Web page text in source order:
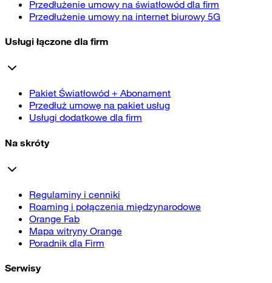
Przedłużenie umowy na światłowód dla firm
Przedłużenie umowy na internet biurowy 5G
Usługi łączone dla firm
Pakiet Światłowód + Abonament
Przedłuż umowę na pakiet usług
Usługi dodatkowe dla firm
Na skróty
Regulaminy i cenniki
Roaming i połączenia międzynarodowe
Orange Fab
Mapa witryny Orange
Poradnik dla Firm
Serwisy